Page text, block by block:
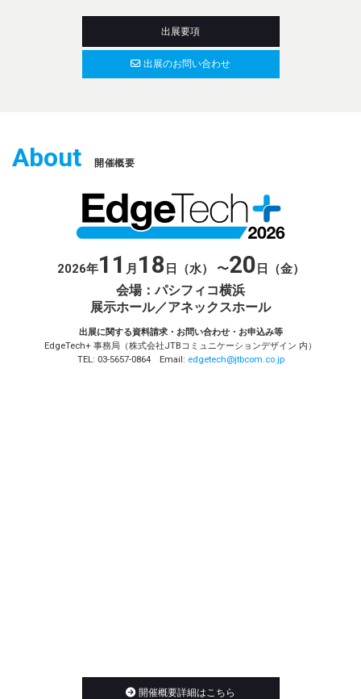
出展要項
出展のお問い合わせ
About 開催概要
2026年11 月 18 日（水） 〜20 日（金）
会場：パシフィコ横浜
展示ホール／アネックスホール
出展に関する資料請求・お問い合わせ・お申込み等
EdgeTech+ 事務局（株式会社JTBコミュニケーションデザイン 内）
TEL: 03-5657-0864 Email: edgetech@jtbcom.co.jp
開催概要詳細はこちら